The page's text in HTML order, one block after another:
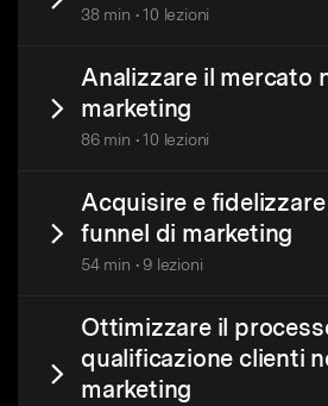
38 min • 10 lezioni
Analizzare il mercato
marketing
86 min • 10 lezioni
Acquisire e
funnel di marketing
54 min • 9 lezioni
Ottimizzare il
qualificazione clienti
marketing